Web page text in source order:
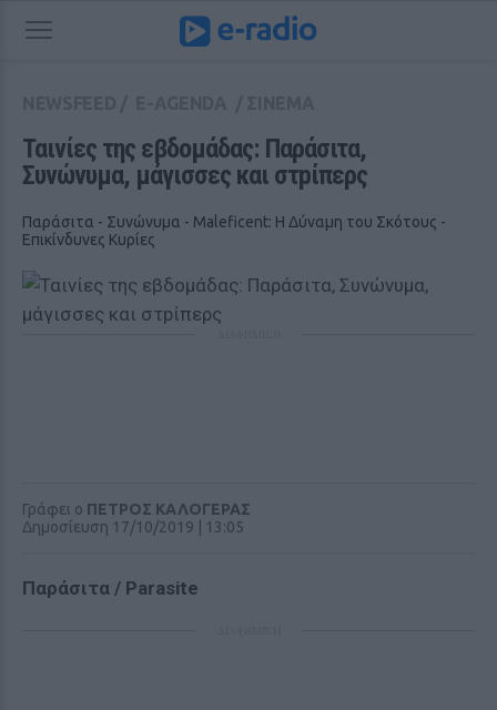
Ταινίες της εβδομάδας: Παράσιτα,
Συνώνυμα, μάγισσες και στpίπερς
Παράσιτα - Συνώνυμα - Maleficent: Η Δύναμη του Σκότους -
Επικίνδυνες Κυρίες
Γράφει ο ΠΕΤΡΟΣ ΚΑΛΟΓΕΡΑΣ
Δημοσίευση 17/10/2019 | 13:05
Παράσιτα / Parasite